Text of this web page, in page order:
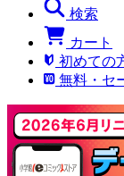
検索
カート
初めての
無料・セ